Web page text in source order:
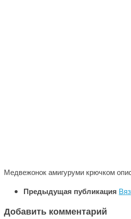
Медвежонок амигуруми крючком
Предыдущая публикация
Добавить комментарий